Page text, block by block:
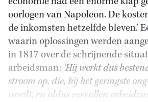
oorlogen van Napoleon. De
de inkomsten hetzelfde bleven.’
waarin oplossingen werden
in 1817 over de schrijnende
arbeidsman: ‘Hij werkt dus
stroom op, die, bij het geringste
wordt; en aldus vervallen